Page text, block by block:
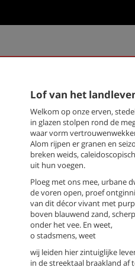
op dichter / titel gedicht
op thema
Rosenberg, Jan-Paul
Lof van het
Welkom op onze erven,
in glazen stolpen rond de
waar vorm
Alom rijpen er granen en
breken weids, caleidoscopisch
uit hun voegen.
Ploeg met ons mee, urbane
de voren open, proef
van dit décor vivant met
boven blauwend zand,
onder het vee. En weet,
o stadsmens, weet
wij leiden hier zintuiglijke
in de streektaal braakland af